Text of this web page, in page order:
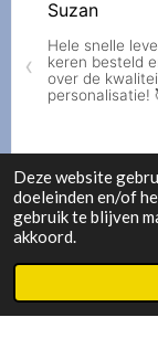
Deze website
doeleinden en/of
gebruik te blijven
akkoord.
© 2023 - 2026 Floca